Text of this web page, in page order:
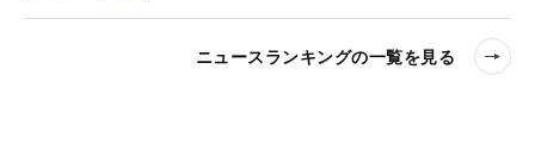
ニュースランキングの一覧を見る